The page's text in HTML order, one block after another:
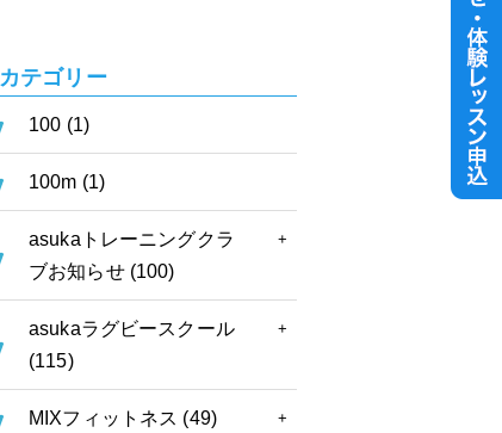
カテゴリー
100 (1)
100m (1)
asukaトレーニングクラ
ブお知らせ (100)
asukaラグビースクール
(115)
MIXフィットネス (49)